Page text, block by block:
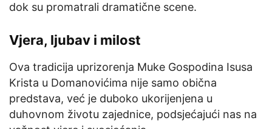
dok su promatrali dramatične scene.
Vjera, ljubav i milost
Ova tradicija uprizorenja Muke Gospodina Isusa
Krista u Domanovićima nije samo obična
predstava, već je duboko ukorijenjena u
duhovnom životu zajednice, podsjećajući nas na